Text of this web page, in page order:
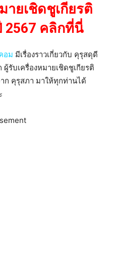
ายเชิดชูเกียรติ
2567 คลิกที่นี่
อม มีเรื่องราวเกี่ยวกับ คุรุสดุดี
รับเครื่องหมายเชิดชูเกียรติ
ก คุรุสภา มาให้ทุกท่านได้